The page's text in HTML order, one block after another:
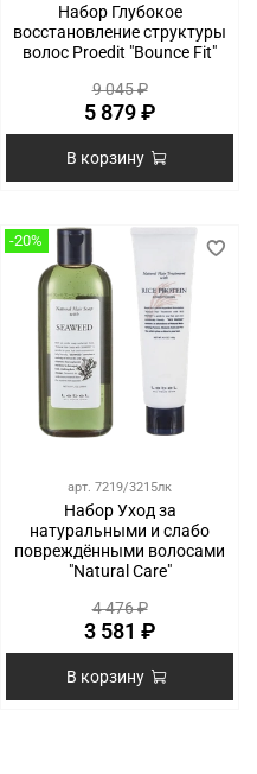
Набор Глубокое
восстановление структуры
волос Proedit "Bounce Fit"
9 045 ₽
5 879 ₽
В корзину
-20%
арт. 7219/3215лк
Набор Уход за
натуральными и слабо
повреждёнными волосами
"Natural Care"
4 476 ₽
3 581 ₽
В корзину